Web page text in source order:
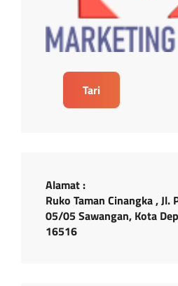
Tari
Alamat :
Ruko Taman Cinangka , Jl.
05/05 Sawangan, Kota
16516